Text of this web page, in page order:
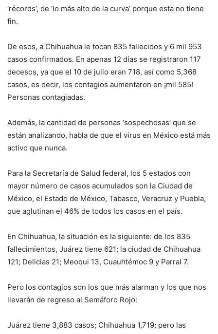
‘récords’, de ‘lo más alto de la curva’ porque esta no tiene
fin.
De esos, a Chihuahua le tocan 835 fallecidos y 6 mil 953
casos confirmados. En apenas 12 días se registraron 117
decesos, ya que el 10 de julio eran 718, así como 5,368
casos, es decir, los contagios aumentaron en ¡mil 585!
Personas contagiadas.
Además, la cantidad de personas ‘sospechosas’ que se
están analizando, habla de que el virus en México está más
activo que nunca.
Para la Secretaría de Salud federal, los 5 estados con
mayor número de casos acumulados son la Ciudad de
México, el Estado de México, Tabasco, Veracruz y Puebla,
que aglutinan el 46% de todos los casos en el país.
En Chihuahua, la situación es la siguiente: de los 835
fallecimientos, Juárez tiene 621; la ciudad de Chihuahua
121; Delicias 21; Meoqui 13, Cuauhtémoc 9 y Parral 7.
Pero los contagios son los que más alarman y los que nos
llevarán de regreso al Semáforo Rojo:
Juárez tiene 3,883 casos; Chihuahua 1,719; pero las